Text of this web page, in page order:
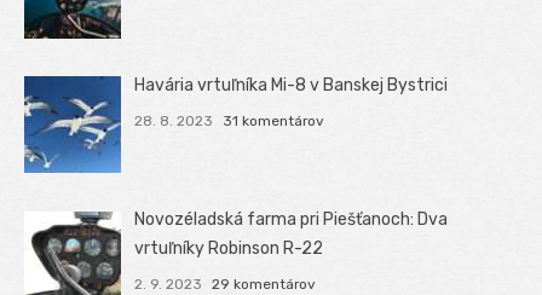
Havária vrtuľníka Mi-8 v Banskej Bystrici
28. 8. 2023 31 komentárov
Novozéladská farma pri Piešťanoch: Dva
vrtuľníky Robinson R-22
2. 9. 2023 29 komentárov